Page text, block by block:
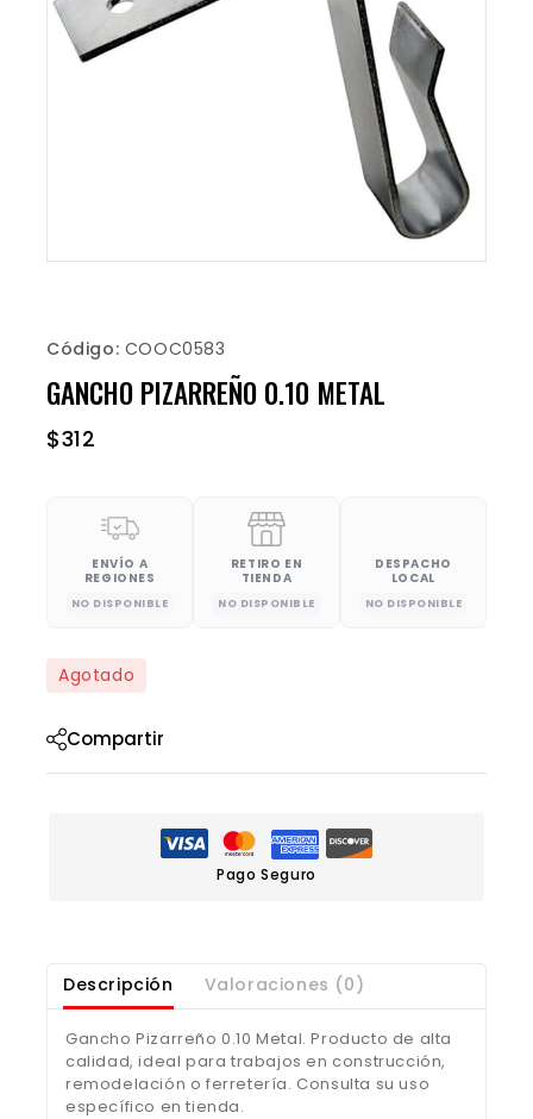
Código: COOC0583
GANCHO PIZARREÑO 0.10 METAL
$312
ENVÍO A
REGIONES
NO DISPONIBLE
RETIRO EN
TIENDA
NO DISPONIBLE
DESPACHO
LOCAL
NO DISPONIBLE
Agotado
Compartir
Pago Seguro
Descripción Valoraciones (0)
Gancho Pizarreño 0.10 Metal. Producto de alta
calidad, ideal para trabajos en construcción,
remodelación o ferretería. Consulta su uso
específico en tienda.